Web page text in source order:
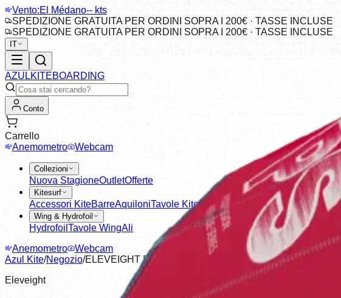
Vento:El Médano-- kts
SPEDIZIONE GRATUITA PER ORDINI SOPRA I 200€ · TASSE INCLUSE
SPEDIZIONE GRATUITA PER ORDINI SOPRA I 200€ · TASSE INCLUSE
IT
AZULKITEBOARDING
Conto
Carrello
Anemometro
Webcam
Collezioni
Nuova StagioneOutletOfferte
Kitesurf
Accessori KiteBarreAquiloniTavole KitesurfPads & Cinghie
Wing & Hydrofoil
Hydrofoil Tavole WingAli
Anemometro
Webcam
Azul Kite/Negozio/ELEVEIGHT PSV6
Eleveight